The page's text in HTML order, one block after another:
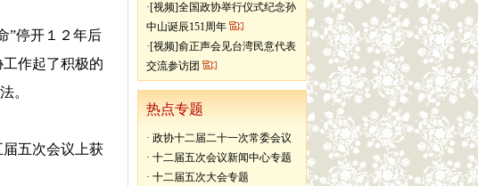
”停开１２年后
作起了积极的
。
五次会议上获
·[视频]全国政协举行仪式纪念孙
中山诞辰151周年
·[视频]俞正声会见台湾民意代表
交流参访团
热点专题
·政协十二届二十一次常委会议
·十二届五次会议新闻中心专题
·十二届五次大会专题